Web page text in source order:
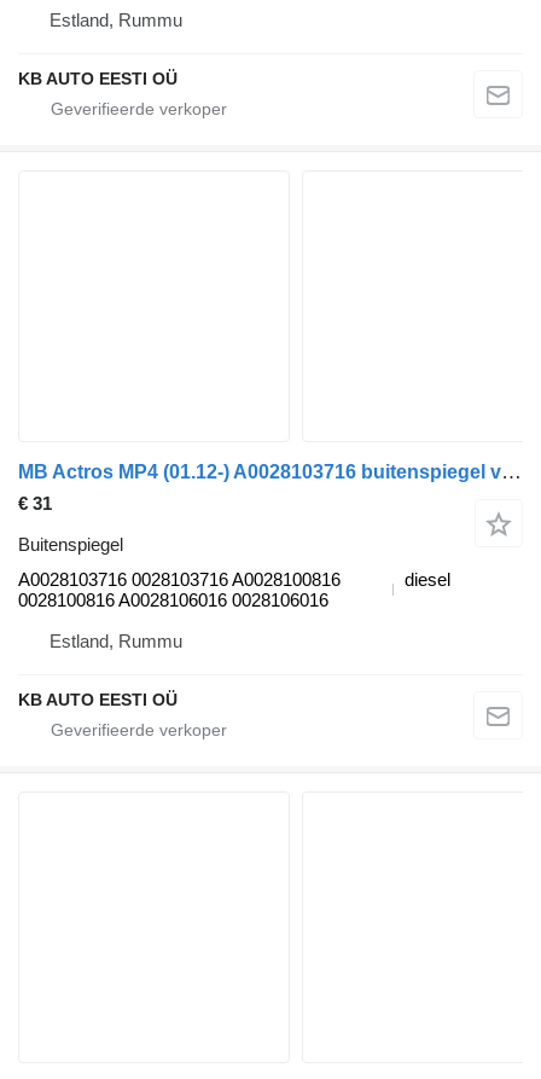
Estland, Rummu
KB AUTO EESTI OÜ
MB Actros MP4 (01.12-) A0028103716 buitenspiegel voor Mercedes-Benz Actros MP4 Antos Arocs (2012-) vrachtwagen
€ 31
Buitenspiegel
A0028103716 0028103716 A0028100816
0028100816 A0028106016 0028106016
diesel
Estland, Rummu
KB AUTO EESTI OÜ